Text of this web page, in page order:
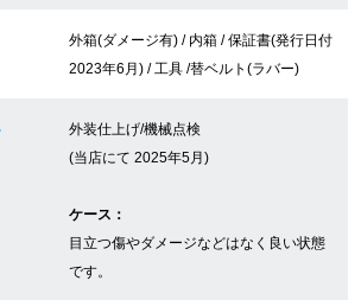
GINZA RASINについて
外箱(ダメージ有) / 内箱 / 保証書(発行日付
2023年6月) / 工具 /替ベルト(ラバー)
外装仕上げ/機械点検
(当店にて 2025年5月)
ケース：
目立つ傷やダメージなどはなく良い状態
です。